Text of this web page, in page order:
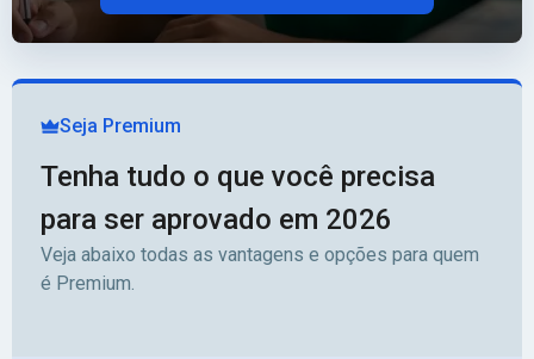
Seja Premium
Tenha tudo o que você precisa
para ser aprovado em 2026
Veja abaixo todas as vantagens e opções para quem
é Premium.